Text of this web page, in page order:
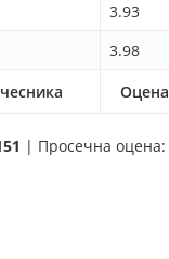
Оцена
3.93
3.98
| Просечна оцена: